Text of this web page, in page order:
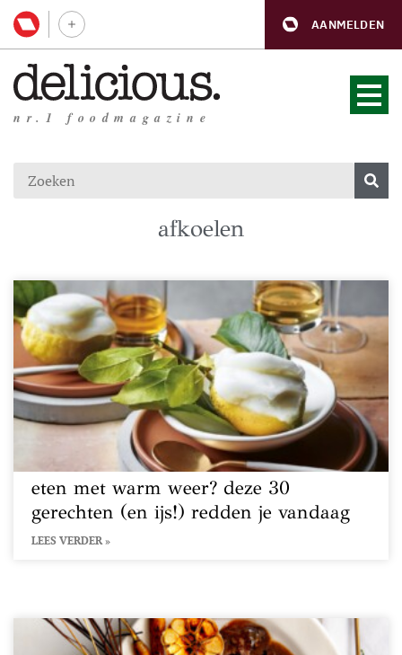
AANMELDEN
nr.1 foodmagazine
afkoelen
eten met warm weer? deze 30
gerechten (en ijs!) redden je vandaag
LEES VERDER »